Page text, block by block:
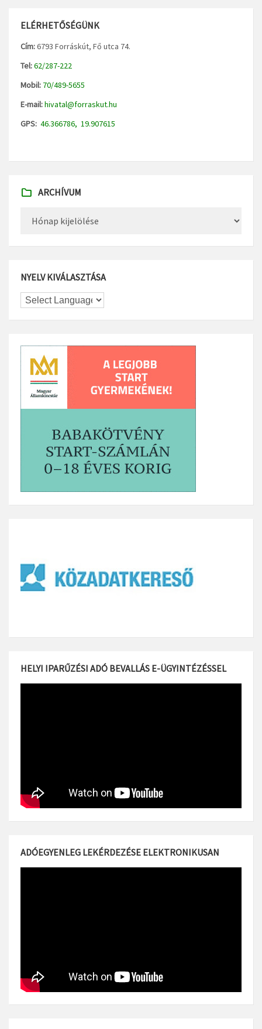
ELÉRHETŐSÉGÜNK
Cím:6793 Forráskút, Fő utca 74.
Tel:62/287-222
Mobil: 70/489-5655
E-mail:hivatal@forraskut.hu
GPS: 46.366786, 19.907615
ARCHÍVUM
NYELV KIVÁLASZTÁSA
HELYI IPARŰZÉSI ADÓ BEVALLÁS E-ÜGYINTÉZÉSSEL
ADÓEGYENLEG LEKÉRDEZÉSE ELEKTRONIKUSAN